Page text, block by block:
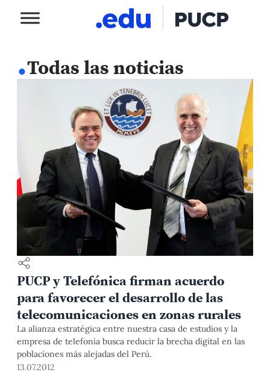
.Todas las noticias
PUCP y Telefónica firman acuerdo
para favorecer el desarrollo de las
telecomunicaciones en zonas rurales
La alianza estratégica entre nuestra casa de estudios y la
empresa de telefonía busca reducir la brecha digital en las
poblaciones más alejadas del Perú.
13.07.2012